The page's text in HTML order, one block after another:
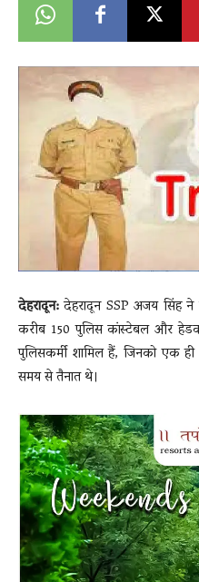
Breaking
देहरादून:देहरादून SSP अजय सिंह
करीब 150 पुलिस कांस्टेबल और
पुलिसकर्मी शामिल हैं, जिनको एक
समय से तैनात थे।